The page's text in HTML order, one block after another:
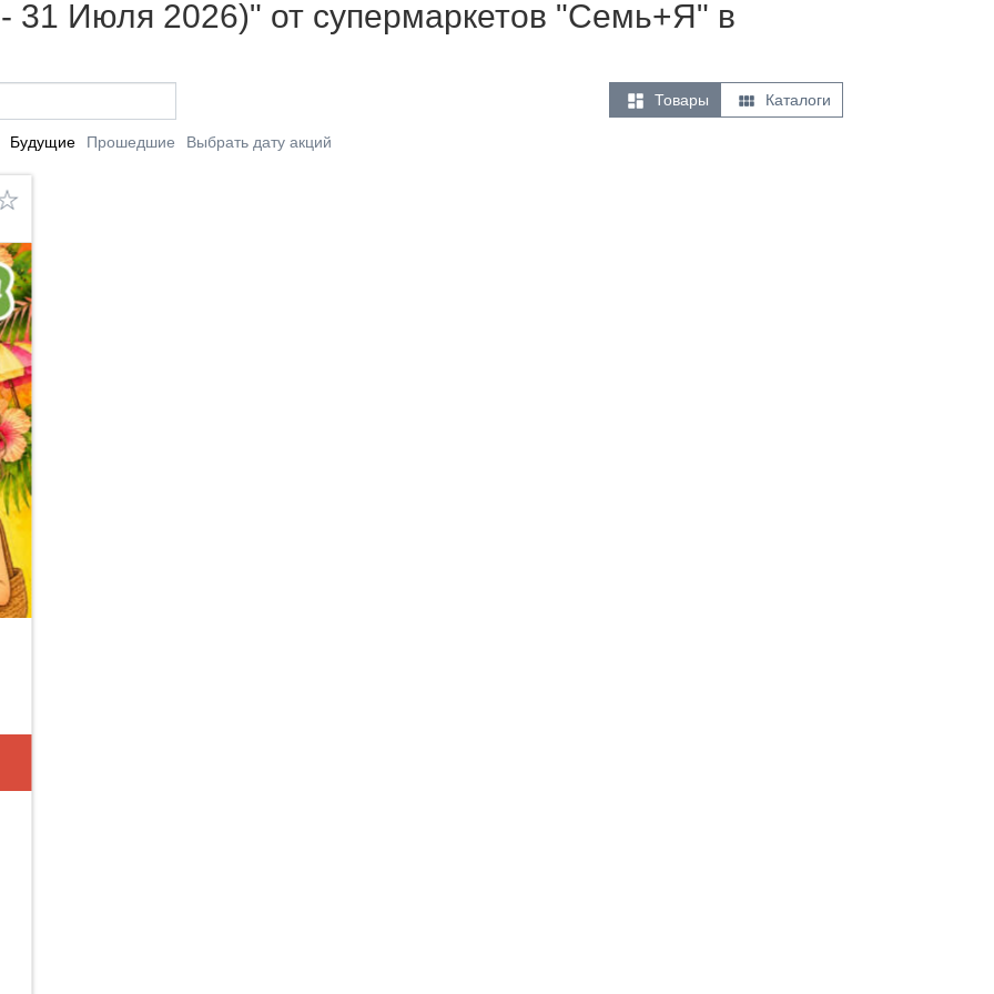
31 Июля 2026)" от супермаркетов "Семь+Я" в
 Товары  Каталоги
Будущие Прошедшие Выбрать дату акций